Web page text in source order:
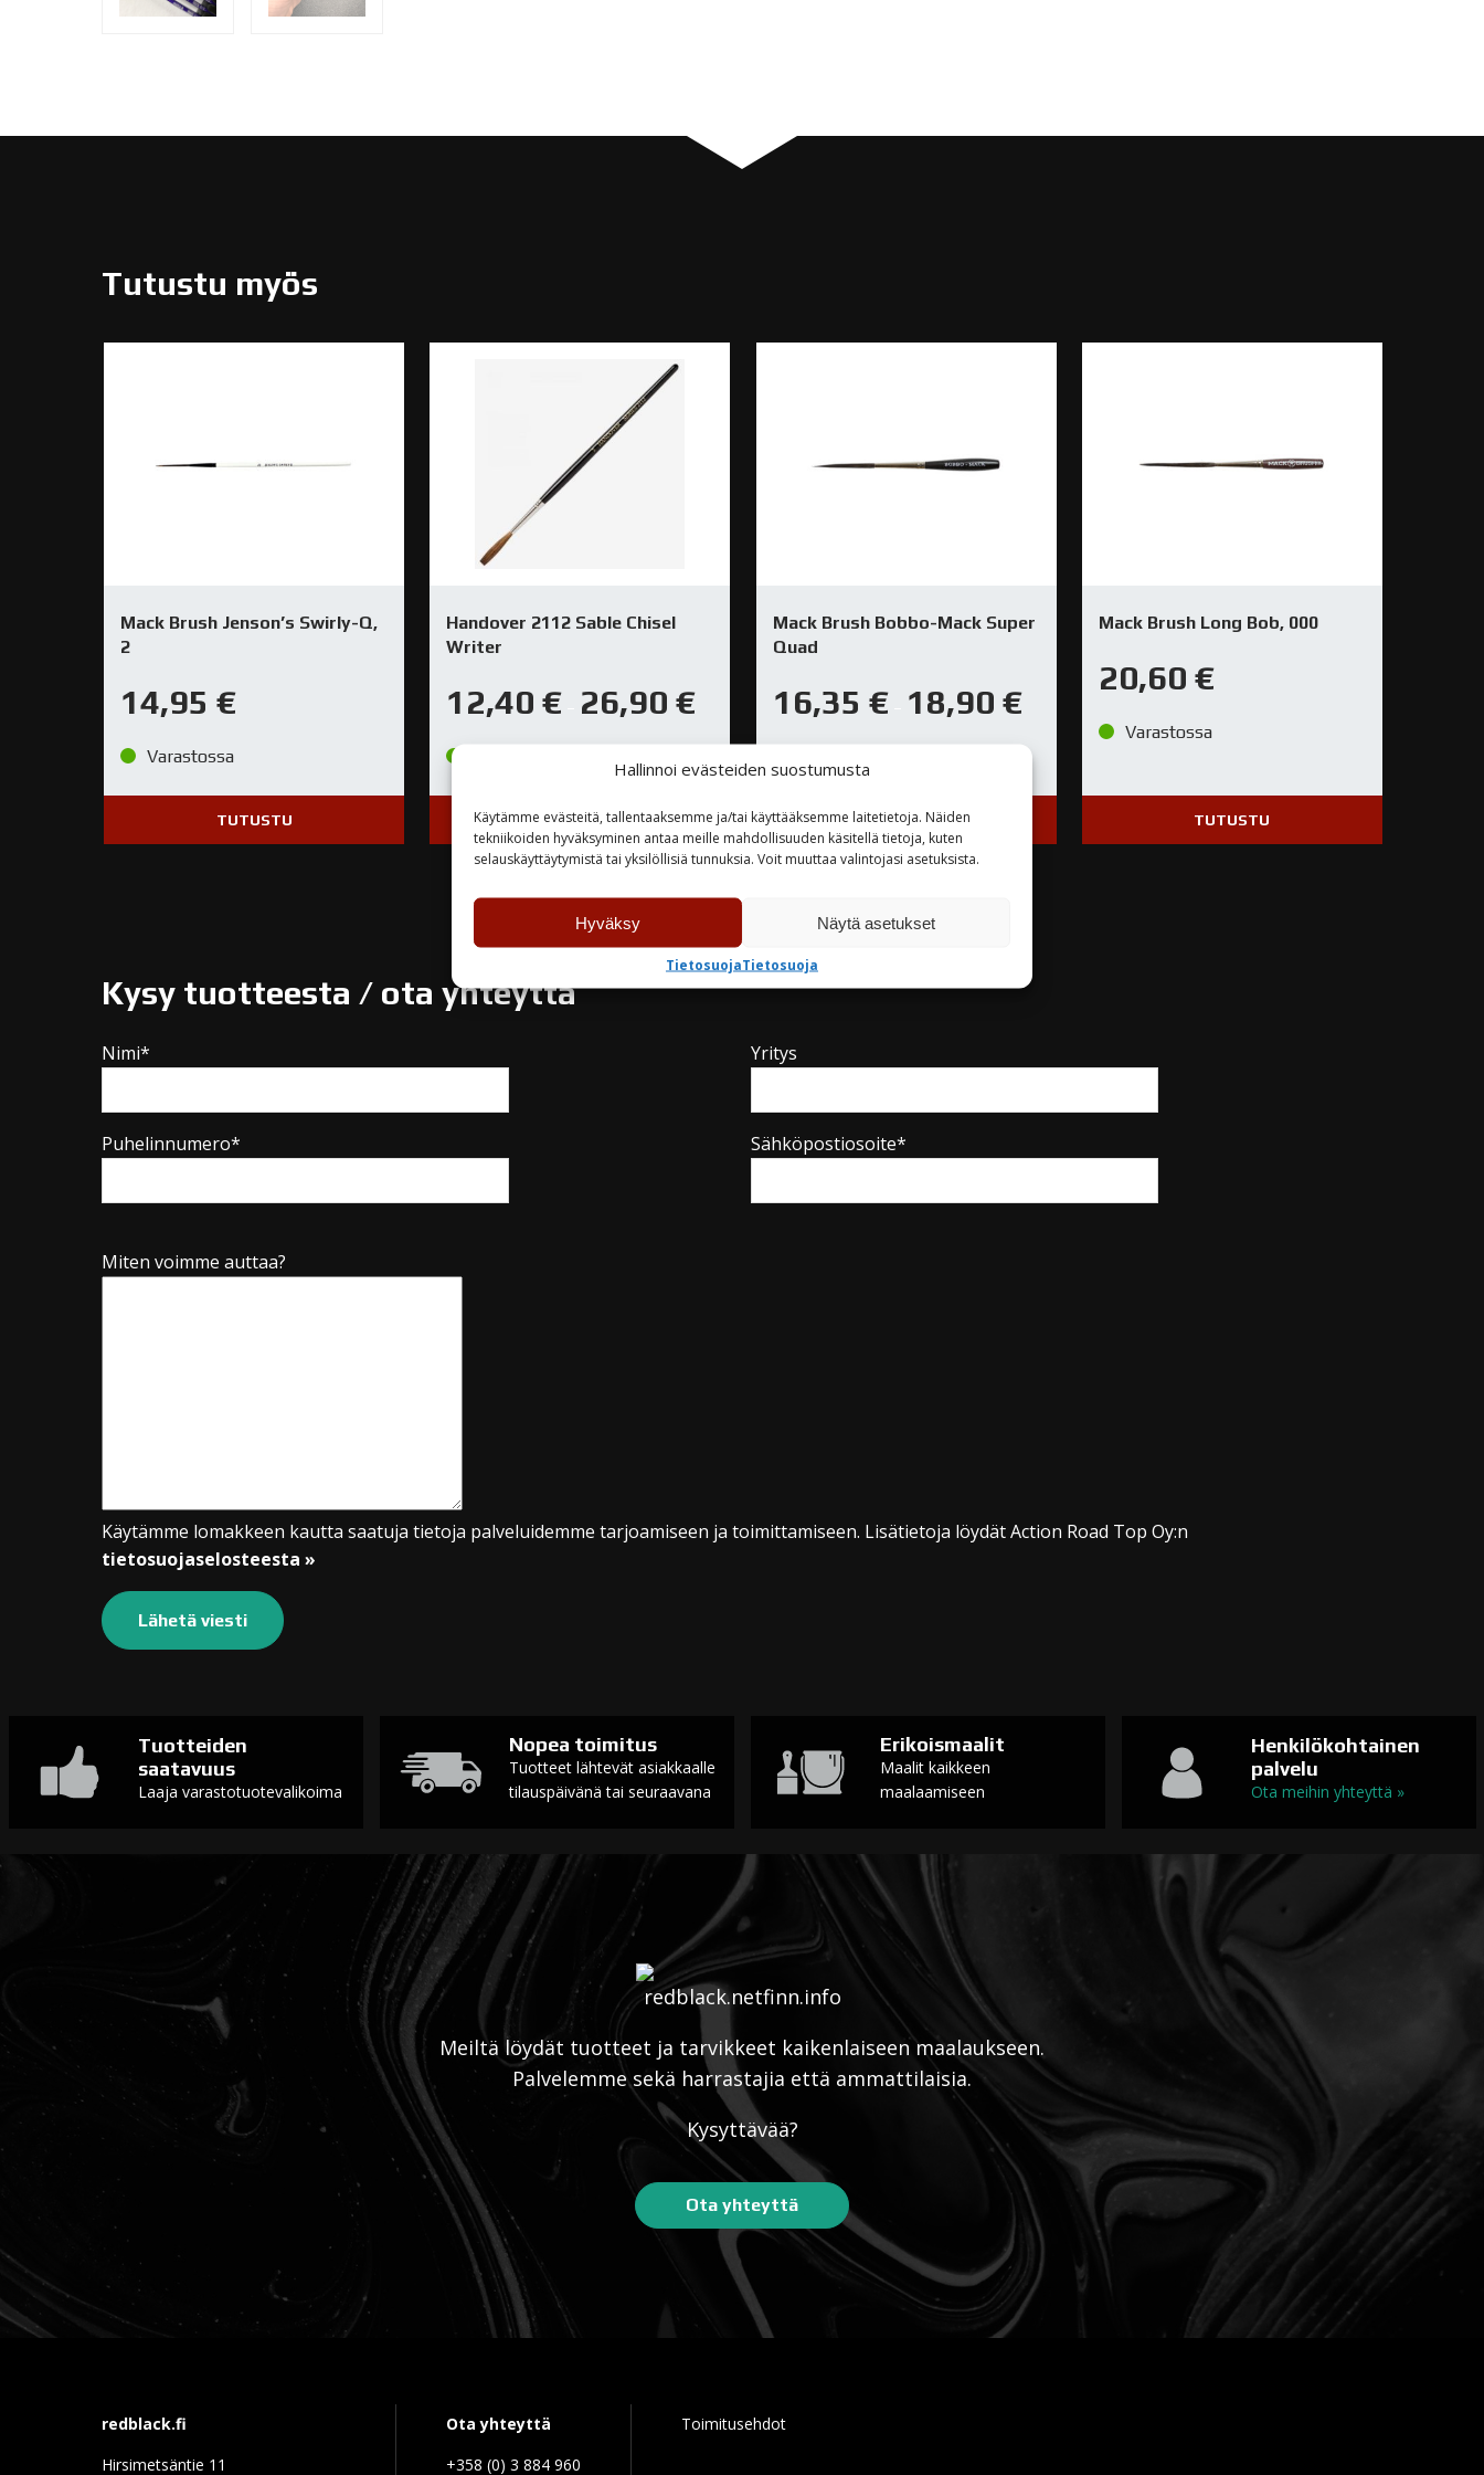
Hallinnoi evästeiden suostumusta
Käytämme evästeitä, tallentaaksemme ja/tai käyttääksemme laitetietoja. Näiden
tekniikoiden hyväksyminen antaa meille mahdollisuuden käsitellä tietoja, kuten
selauskäyttäytymistä tai yksilöllisiä tunnuksia. Voit muuttaa valintojasi asetuksista.
Hyväksy Näytä asetukset
TietosuojaTietosuoja
Tutustu myös
Mack Brush Jenson’s Swirly-Q,
2
14,95 €
Varastossa
TUTUSTU
Handover 2112 Sable Chisel
Writer
12,40€ 26,90€
TUTUSTU
Mack Brush Bobbo-Mack Super
Quad
16,35 € 18,90 €
TUTUSTU
Mack Brush Long Bob, 000
20,60 €
Varastossa
TUTUSTU
Kysy tuotteesta / ota yhteyttä
Nimi* Yritys
Puhelinnumero* Sähköpostiosoite*
Miten voimme auttaa?
Käytämme lomakkeen kautta saatuja tietoja palveluidemme tarjoamiseen ja toimittamiseen. Lisätietoja löydät Action Road Top Oy:n
tietosuojaselosteesta »
Tuotteiden
saatavuus
Laaja varastotuotevalikoima
Nopea toimitus
Tuotteet lähtevät asiakkaalle
tilauspäivänä tai seuraavana
Erikoismaalit
Maalit kaikkeen
maalaamiseen
Henkilökohtainen
palvelu
Ota meihin yhteyttä »
Meiltä löydät tuotteet ja tarvikkeet kaikenlaiseen maalaukseen.
Palvelemme sekä harrastajia että ammattilaisia.
Kysyttävää?
Ota yhteyttä
redblack.fi
Hirsimetsäntie 11
Ota yhteyttä
+358 (0) 3 884 960
Toimitusehdot